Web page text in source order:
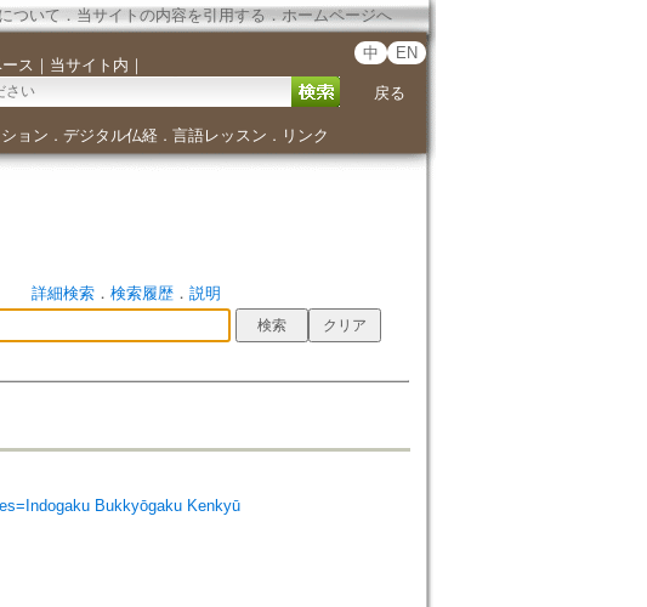
ついて．当サイトの内容を引用する ． ホームページへ
ス ｜ 当サイト内 ｜
中 EN
戻る
ョン ． デジタル仏経． 言語レッスン ． リンク
詳細検索． 検索履歴． 説明
Bukkyōgaku Kenkyū